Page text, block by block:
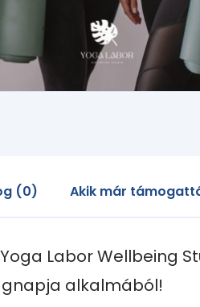
(0) Akik már
Yoga Labor Wellbeing
alkalmából!